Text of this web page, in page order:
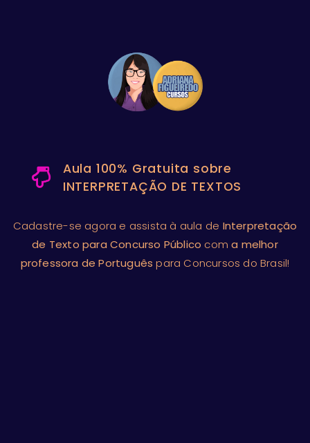
Aula 100% Gratuita sobre
INTERPRETAÇÃO DE TEXTOS
Cadastre-se agora e assista à aula de Interpretação
de Texto para Concurso Público coma melhor
professora de Português para Concursos do Brasil!